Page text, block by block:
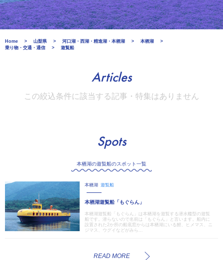
Home 山梨県 河口湖・西湖・精進湖・本栖湖
本栖湖
乗り物・交通・通信
遊覧船
Articles
この絞込条件に該当する記事・特集はありません
Spots
本栖湖の遊覧船のスポット一覧
本栖湖 遊覧船
本栖湖遊覧船「もぐらん」
本栖湖遊覧船「もぐらん」は本栖湖を遊覧する潜水艦型の遊覧
船です。潜らないので名前は「もぐらん」と言います。船内に
設置された2か所の船底窓からは本栖湖にいる鯉、ヒメマス、ニ
ジマス、ウグイなどがみら...
READ MORE